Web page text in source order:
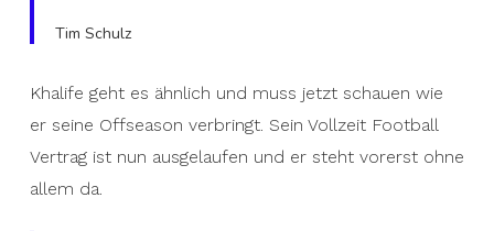
Tim Schulz
Khalife geht es ähnlich und muss jetzt schauen wie
er seine Offseason verbringt. Sein Vollzeit Football
Vertrag ist nun ausgelaufen und er steht vorerst ohne
allem da.